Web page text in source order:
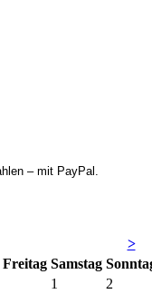
>
Freitag Samstag So
1
2